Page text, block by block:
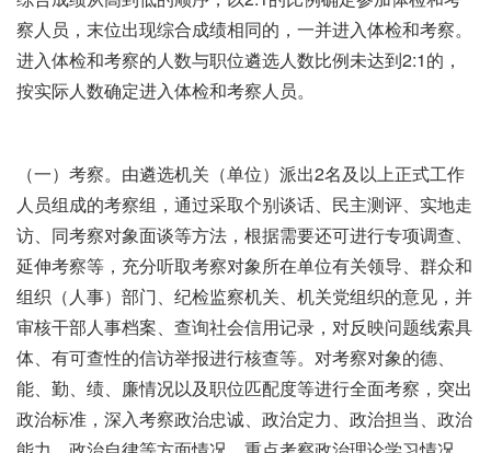
察人员，末位出现综合成绩相同的，一并进入体检和考察。
进入体检和考察的人数与职位遴选人数比例未达到2:1的，
按实际人数确定进入体检和考察人员。
（一）考察。由遴选机关（单位）派出2名及以上正式工作
人员组成的考察组，通过采取个别谈话、民主测评、实地走
访、同考察对象面谈等方法，根据需要还可进行专项调查、
延伸考察等，充分听取考察对象所在单位有关领导、群众和
组织（人事）部门、纪检监察机关、机关党组织的意见，并
审核干部人事档案、查询社会信用记录，对反映问题线索具
体、有可查性的信访举报进行核查等。对考察对象的德、
能、勤、绩、廉情况以及职位匹配度等进行全面考察，突出
政治标准，深入考察政治忠诚、政治定力、政治担当、政治